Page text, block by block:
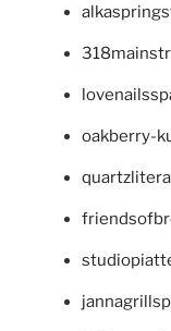
oakberry-